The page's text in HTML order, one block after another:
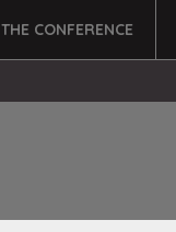
THE CONFERENCE